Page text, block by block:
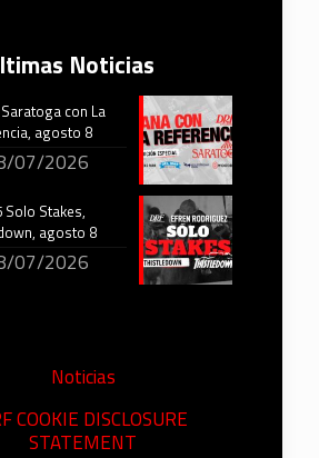
Noticias
con La
agosto 8
07/2026
Solo Stakes,
agosto 8
07/2026
Noticias
COOKIE DISCLOSURE
STATEMENT